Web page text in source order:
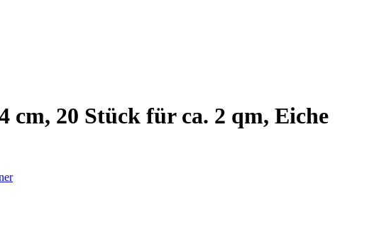
cm, 20 Stück für ca. 2 qm, Eiche